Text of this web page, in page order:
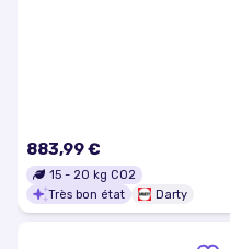
883,99 €
15 - 20 kg CO2
Très bon état
Darty